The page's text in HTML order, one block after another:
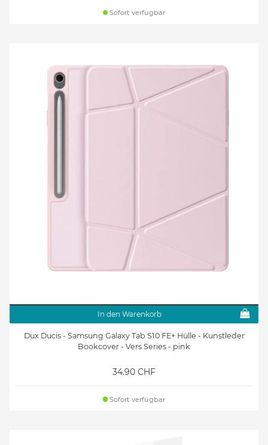
Sofort verfügbar
In den Warenkorb
Dux Ducis - Samsung Galaxy Tab S10 FE+ Hülle - Kunstleder
Bookcover - Vers Series - pink
34.90 CHF
Sofort verfügbar